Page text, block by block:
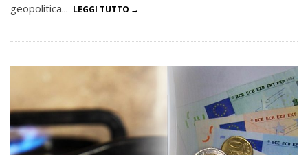
geopolitica... LEGGI TUTTO